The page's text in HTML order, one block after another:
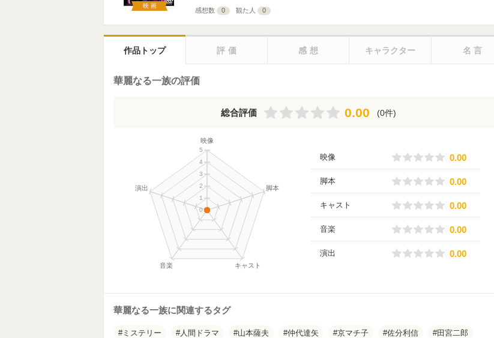
映画
感想数 0 観た人 0
作品トップ 評価 感想 キャラクター 名言
華麗なる一族の評価
総合評価 0.00
0.00 (0件)
映像
脚本
キャスト
音楽
演出
0
1
2
3
4
5
映像 0.00
0.00
脚本 0.00
0.00
キャスト 0.00
0.00
音楽 0.00
0.00
演出 0.00
0.00
華麗なる一族に関連するタグ
ミステリー 人間ドラマ 山本薩夫 仲代達矢 京マチ子 佐分利信 田宮二郎